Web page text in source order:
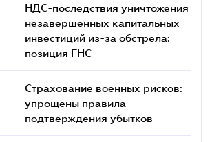
НДС-последствия уничтожения
незавершенных капитальных
инвестиций из-за обстрела:
позиция ГНС
Страхование военных рисков:
упрощены правила
подтверждения убытков